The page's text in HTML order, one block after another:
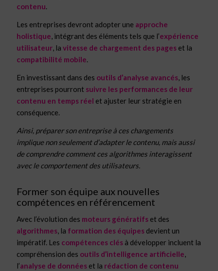
contenu.
Les entreprises devront adopter une approche
holistique, intégrant des éléments tels que l’expérience
utilisateur, la vitesse de chargement des pageset la
compatibilité mobile.
En investissant dans des outils d’analyse avancés, les
entreprises pourront suivre les performances de leur
contenu en temps réel et ajuster leur stratégie en
conséquence.
Ainsi, préparer son entreprise à ces changements
implique non seulement d’adapter le contenu, mais aussi
de comprendre comment ces algorithmes interagissent
avec le comportement des utilisateurs.
Former son équipe aux nouvelles
compétences en référencement
Avec l’évolution des moteurs génératifset des
algorithmes, la formation des équipesdevient un
impératif. Les compétences clésà développer incluent la
compréhension des outils d’intelligence artificielle,
l’analyse de donnéeset la rédaction de contenu